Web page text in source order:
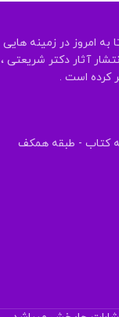
به کار کرده و تا به امروز در زمینه هایی
آثار دکتر شریعتی ،
کتاب - طبقه همکف